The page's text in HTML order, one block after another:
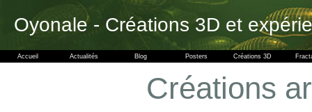
Oyonale - Créations 3D et
Accueil Actualités Blog Posters Créations 3D
Créations